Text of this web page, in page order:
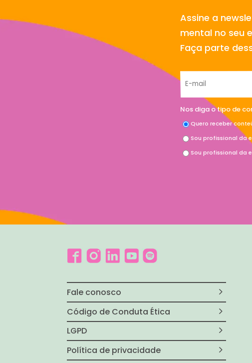
Assine a
mental no seu
Faça parte
Nos diga o tipo de
Quero receber
Sou profissional da
Sou profissional da
Fale conosco
Código de Conduta Ética
LGPD
Política de privacidade